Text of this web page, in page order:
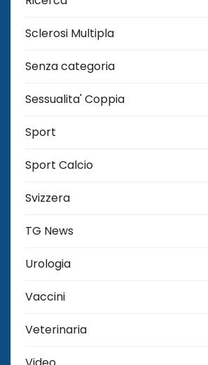
Sclerosi Multipla
Senza categoria
Sessualita' Coppia
Sport
Sport Calcio
Svizzera
TG News
Urologia
Vaccini
Veterinaria